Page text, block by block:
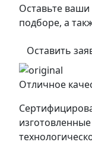
Оставьте
подборе, а
Оставить
Отличное